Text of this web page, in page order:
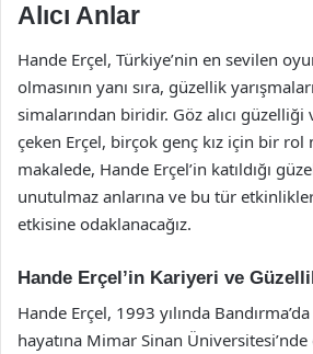
Alıcı Anlar
Hande Erçel, Türkiye’nin en sevilen
olmasının yanı sıra, güzellik
simalarından biridir. Göz alıcı
çeken Erçel, birçok genç kız için bir
makalede, Hande Erçel’in katıldığı
unutulmaz anlarına ve bu tür
etkisine odaklanacağız.
Hande Erçel’in Kariyeri ve
Hande Erçel, 1993 yılında
hayatına Mimar Sinan